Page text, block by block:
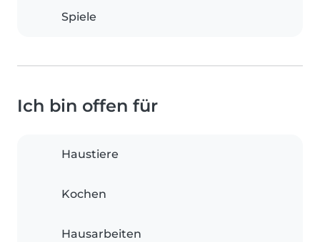
Spiele
Ich bin offen für
Haustiere
Kochen
Hausarbeiten